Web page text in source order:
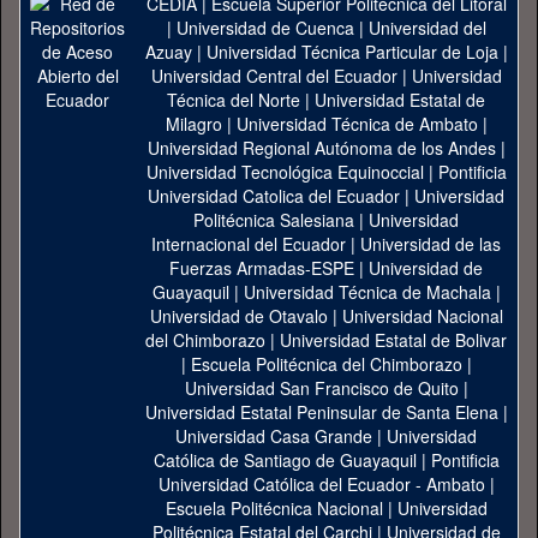
| Universidad de Cuenca| Universidad del
Azuay| Universidad Técnica Particular de Loja|
Universidad Central del Ecuador| Universidad
Técnica del Norte | Universidad Estatal de
Milagro | Universidad Técnica de Ambato |
Universidad Regional Autónoma de los Andes|
Universidad Tecnológica Equinoccial| Pontificia
Universidad Catolica del Ecuador | Universidad
Politécnica Salesiana | Universidad
Internacional del Ecuador | Universidad de las
Fuerzas Armadas-ESPE | Universidad de
Guayaquil| Universidad Técnica de Machala|
Universidad de Otavalo | Universidad Nacional
del Chimborazo | Universidad Estatal de Bolivar
| Escuela Politécnica del Chimborazo |
Universidad San Francisco de Quito |
Universidad Estatal Peninsular de Santa Elena|
Universidad Casa Grande | Universidad
Católica de Santiago de Guayaquil| Pontificia
Universidad Católica del Ecuador - Ambato |
Escuela Politécnica Nacional| Universidad
Politécnica Estatal del Carchi| Universidad de